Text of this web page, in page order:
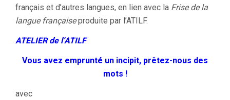
français et d’autres langues, en lien avec la Frise de la
langue françaiseproduite par l’ATILF.
ATELIER de l’ATILF
Vous avez emprunté un incipit, prêtez-nous des
mots !
avec